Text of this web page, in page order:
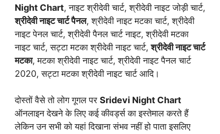
Night Chart, नाइट श्रीदेवी चार्ट, श्रीदेवी नाइट जोड़ी चार्ट,
श्रीदेवी नाइट चार्ट पैनल, श्रीदेवी नाइट मटका चार्ट, श्रीदेवी
नाइट पेनल चार्ट, श्रीदेवी पैनल चार्ट नाइट, श्रीदेवी मटका
नाइट चार्ट, सट्टा मटका श्रीदेवी नाइट चार्ट,श्रीदेवी नाइट चार्ट
मटका, मटका श्रीदेवी नाइट चार्ट, श्रीदेवी नाइट पैनल चार्ट
2020, सट्टा मटका श्रीदेवी नाइट चार्ट आदि।
दोस्तों वैसे तो लोग गूगल पर Sridevi Night Chart
ऑनलाइन देखने के लिए कई कीवर्ड्स का इस्तेमाल करते हैं
लेकिन उन सभी को यहां दिखाना संभव नहीं हो पाता इसलिए